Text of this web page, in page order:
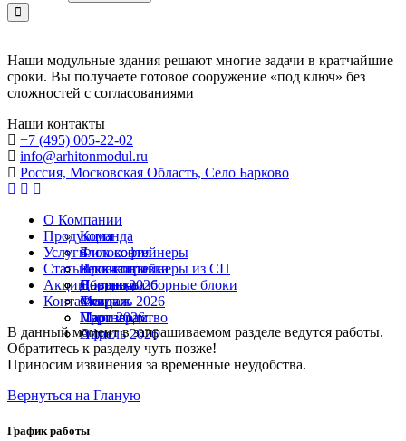
Наши модульные здания решают многие задачи в кратчайшие
сроки. Вы получаете готовое сооружение «под ключ» без
сложностей с согласованиями
Наши контакты
+7 (495) 005-22-02
info@arhitonmodul.ru
Россия, Московская Область, Село Барково
О Компании
Команда
Философия
Реквизиты
Партнеры
Продукция
Блок-контейнеры
Блок-контейнеры из СП
Сборно-разборные блоки
Услуги
Проектировка
Доставка
Монтаж
Статьи
Январь 2026
Февраль 2026
Март 2026
Апрель 2026
Акции
Скидки
Партнерам
Контакты
Производство
Офис
В данный момент в запрашиваемом разделе ведутся работы.
Обратитесь к разделу чуть позже!
Приносим извинения за временные неудобства.
Вернуться на Гланую
График работы